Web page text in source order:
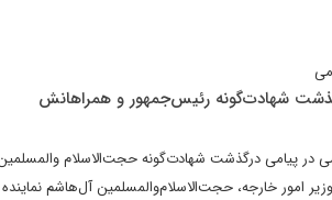
شهادت‌گونه رئیس‌جمهور و همراهانش
در پیامی درگذشت شهادت‌گونه حجت‌الاسلام
امور خارجه، حجت‌الاسلام‌والمسلمین آل‌هاشم